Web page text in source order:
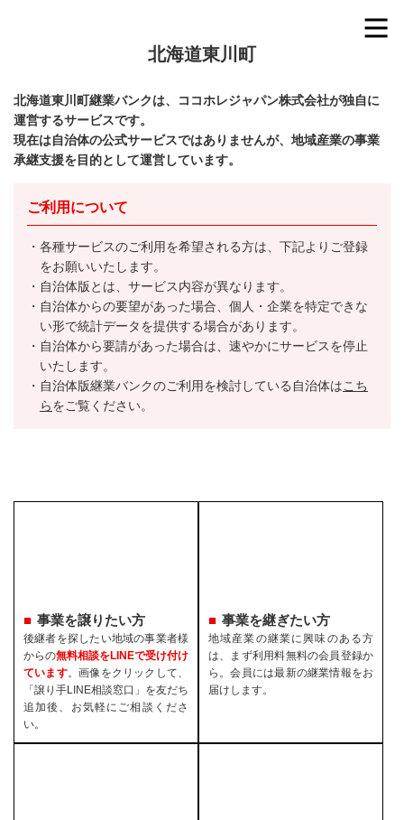
北海道東川町
北海道東川町継業バンクは、ココホレジャパン株式会社が独自に
運営するサービスです。
現在は自治体の公式サービスではありませんが、地域産業の事業
承継支援を目的として運営しています。
ご利用について
各種サービスのご利用を希望される方は、下記よりご登録
をお願いいたします。
自治体版とは、サービス内容が異なります。
自治体からの要望があった場合、個人・企業を特定できな
い形で統計データを提供する場合があります。
自治体から要請があった場合は、速やかにサービスを停止
いたします。
自治体版継業バンクのご利用を検討している自治体はこち
らをご覧ください。
事業を譲りたい方
後継者を探したい地域の事業者様
からの無料相談をLINEで受け付け
ています。画像をクリックして、
「譲り手LINE相談窓口」を友だち
追加後、お気軽にご相談くださ
い。
事業を継ぎたい方
地域産業の継業に興味のある方
は、まず利用料無料の会員登録か
ら。会員には最新の継業情報をお
届けします。